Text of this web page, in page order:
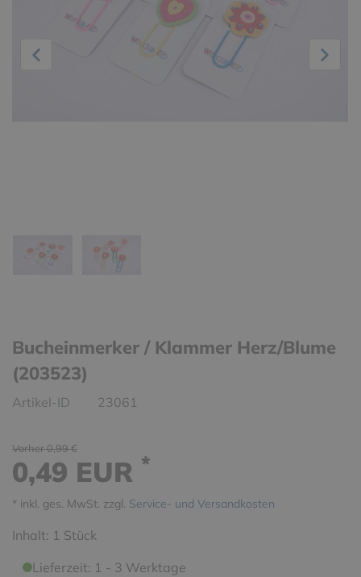
Bucheinmerker / Klammer Herz/Blume
(203523)
Artikel-ID 23061
Vorher 0,99 €
0,49 EUR *
* inkl. ges. MwSt. zzgl. Service- und Versandkosten
Inhalt: 1 Stück
Lieferzeit: 1 - 3 Werktage